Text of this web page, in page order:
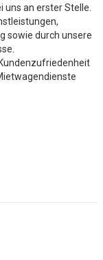
an erster Stelle.
sowie durch unsere